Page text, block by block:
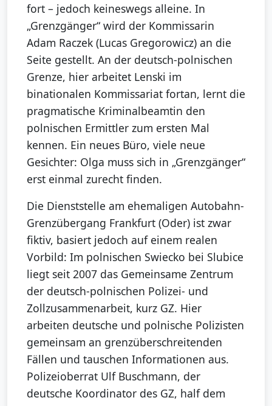
fort – jedoch keineswegs alleine. In
„Grenzgänger“ wird der Kommissarin
Adam Raczek (Lucas Gregorowicz) an die
Seite gestellt. An der deutsch-polnischen
Grenze, hier arbeitet Lenski im
binationalen Kommissariat fortan, lernt die
pragmatische Kriminalbeamtin den
polnischen Ermittler zum ersten Mal
kennen. Ein neues Büro, viele neue
Gesichter: Olga muss sich in „Grenzgänger“
erst einmal zurecht finden.
Die Dienststelle am ehemaligen Autobahn-
Grenzübergang Frankfurt (Oder) ist zwar
fiktiv, basiert jedoch auf einem realen
Vorbild: Im polnischen Swiecko bei Slubice
liegt seit 2007 das Gemeinsame Zentrum
der deutsch-polnischen Polizei- und
Zollzusammenarbeit, kurz GZ. Hier
arbeiten deutsche und polnische Polizisten
gemeinsam an grenzüberschreitenden
Fällen und tauschen Informationen aus.
Polizeioberrat Ulf Buschmann, der
deutsche Koordinator des GZ, half dem